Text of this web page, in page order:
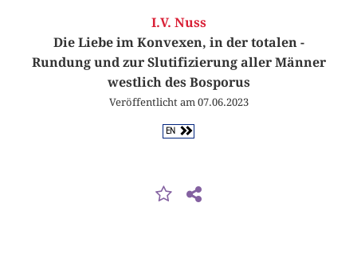
I.V. Nuss
Die Liebe im Konvexen, in der totalen ­
Rundung und zur Slutifizierung aller Männer
westlich des Bosporus
Veröffentlicht am 07.06.2023
EN